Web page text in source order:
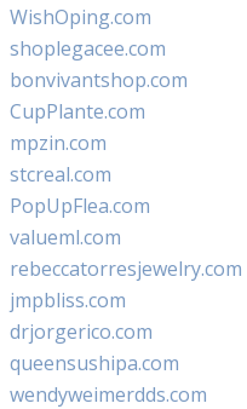
WishOping.com
shoplegacee.com
bonvivantshop.com
CupPlante.com
mpzin.com
stcreal.com
PopUpFlea.com
valueml.com
rebeccatorresjewelry.com
jmpbliss.com
drjorgerico.com
queensushipa.com
wendyweimerdds.com